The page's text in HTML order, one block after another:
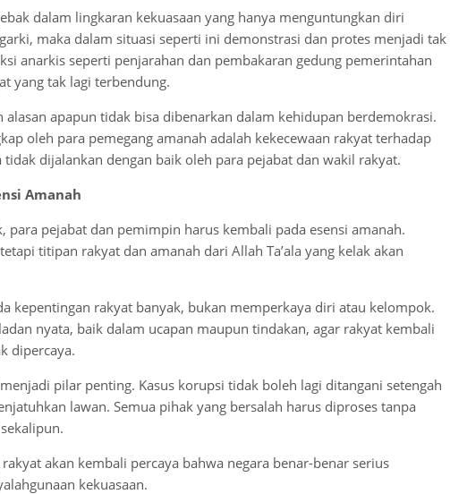
dalam lingkaran kekuasaan yang hanya menguntungkan diri
maka dalam situasi seperti ini demonstrasi dan protes menjadi tak
anarkis seperti penjarahan dan pembakaran gedung pemerintahan
yang tak lagi terbendung.
alasan apapun tidak bisa dibenarkan dalam kehidupan berdemokrasi.
oleh para pemegang amanah adalah kekecewaan rakyat terhadap
dijalankan dengan baik oleh para pejabat dan wakil rakyat.
Amanah
pejabat dan pemimpin harus kembali pada esensi amanah.
titipan rakyat dan amanah dari Allah Ta’ala yang kelak akan
kepentingan rakyat banyak, bukan memperkaya diri atau kelompok.
nyata, baik dalam ucapan maupun tindakan, agar rakyat kembali
dipercaya.
pilar penting. Kasus korupsi tidak boleh lagi ditangani setengah
lawan. Semua pihak yang bersalah harus diproses tanpa
akan kembali percaya bahwa negara benar-benar serius
kekuasaan.